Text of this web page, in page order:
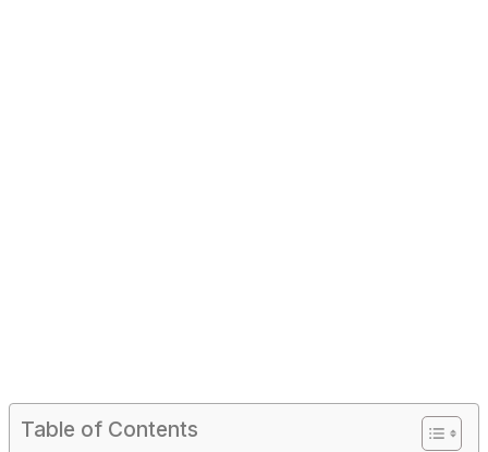
Table of Contents